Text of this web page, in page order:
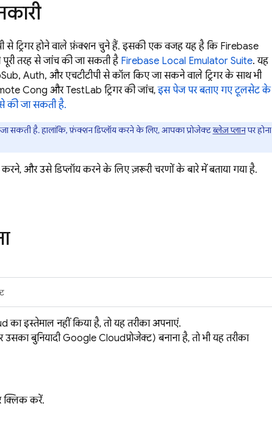
से ट्रिगर होने वाले फ़ंक्शन चुने हैं. इसकी एक वजह यह है कि Firebase
तरह से जांच की जा सकती है Firebase Local Emulator Suite. यह
Auth, और एचटीटीपी से कॉल किए जा सकने वाले ट्रिगर के साथ भी
Config और TestLab ट्रिगर की जांच,इस पेज पर बताए गए टूलसेट के
की जा सकती है.
सकती है. हालांकि, फ़ंक्शन डिप्लॉय करने के लिए, आपका प्रोजेक्टब्लेज़ प्लानपर होना
और उसे डिप्लॉय करने के लिए ज़रूरी चरणों के बारे में बताया गया है.
का इस्तेमाल नहीं किया है, तो यह तरीका अपनाएं.
बुनियादीGoogle Cloudप्रोजेक्ट) बनाना है, तो भी यह तरीका
क्लिक करें.